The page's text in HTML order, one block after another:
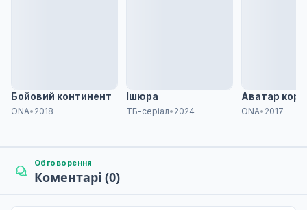
Бойовий континент
ONA• 2018
Ішюра
ТБ-серіал• 2024
Аватар
ONA• 2017
Обговорення
Коментарі (0)